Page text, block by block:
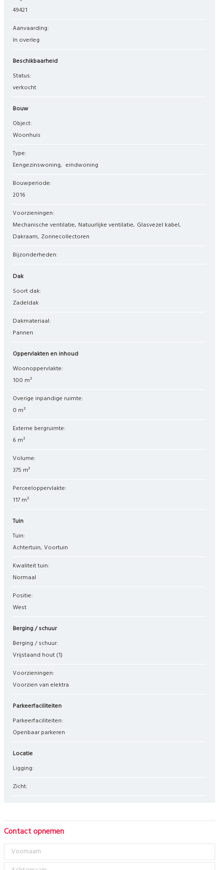
49421
Aanvaarding:
In overleg
Beschikbaarheid
Status:
verkocht
Bouw
Object:
woonhuis
Type:
eengezinswoning eindwoning
Bouwperiode:
2016
Voorzieningen:
Mechanische ventilatie Natuurlijke ventilatie Glasvezel kabel
Dakraam Zonnecollectoren
Bijzonderheden:
Dak
Soort dak:
Zadeldak
Dakmateriaal:
Pannen
Oppervlakten en inhoud
Woonoppervlakte:
100 m²
Overige inpandige ruimte:
0 m²
Externe bergruimte:
6 m²
Volume:
375 m³
Perceeloppervlakte:
117 m²
Tuin
Tuin:
Achtertuin Voortuin
Kwaliteit tuin:
Normaal
Positie:
West
Berging / schuur
Berging / schuur:
Vrijstaand hout (1)
Voorzieningen:
Voorzien van elektra
Parkeerfaciliteiten
Parkeerfaciliteiten:
Openbaar parkeren
Locatie
Ligging:
Zicht:
Contact opnemen